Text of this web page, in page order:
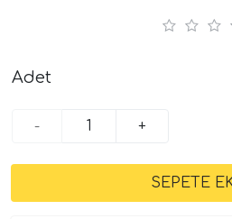
Adet
- +